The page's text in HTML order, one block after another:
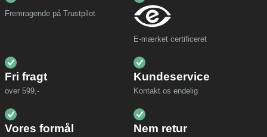
Fremragende på Trustpilot
E-mærket certificeret
Fri fragt
over 599,-
Kundeservice
Kontakt os endelig
Vores formål Nem retur